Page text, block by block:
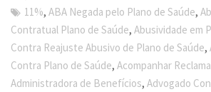
11%,ABA Negada pelo Plano de Saúde,
Contratual Plano de Saúde,Abusividade em
Contra Reajuste Abusivo de Plano de Saúde,
Contra Plano de Saúde,Acompanhar
Administradora de Benefícios,Advogado